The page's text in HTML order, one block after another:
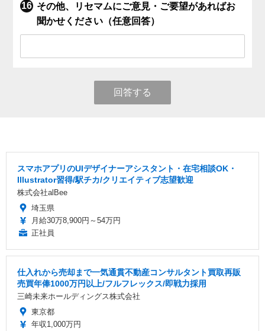
その他、リセマムにご意見・ご要望があればお
聞かせください（任意回答）
回答する
スマホアプリのUIデザイナーアシスタント・在宅相談OK・
Illustrator習得/駅チカ/クリエイティブ志望歓迎
株式会社alBee
埼玉県
月給30万8,900円～54万円
正社員
仕入れから売却まで一気通貫不動産コンサルタント買取再販
売買年俸1000万円以上/フルフレックス/即戦力採用
三崎未来ホールディングス株式会社
東京都
年収1,000万円